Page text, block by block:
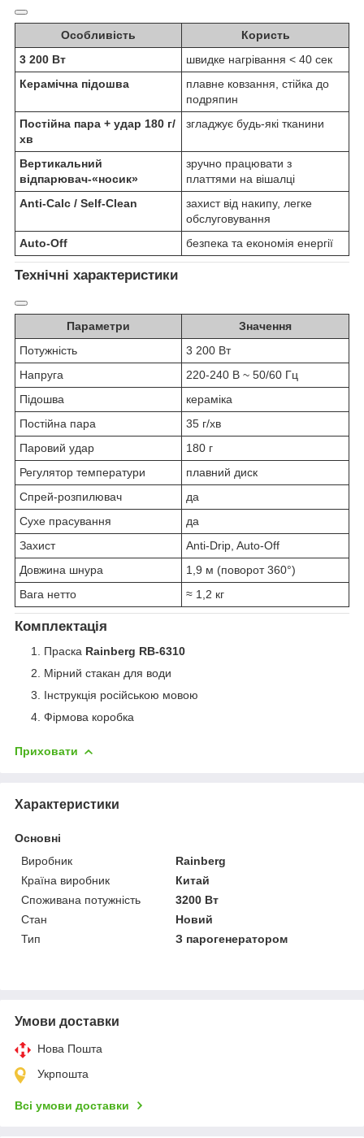
Особливість
Користь
3 200 Вт
швидке нагрівання < 40 сек
Керамічна підошва
плавне ковзання, стійка до
подряпин
Постійна пара + удар 180 г/
хв
згладжує будь-які тканини
Вертикальний
відпарювач-«носик»
зручно працювати з
платтями на вішалці
Anti-Calc / Self-Clean
захист від накипу, легке
обслуговування
Auto-Off
безпека та економія енергії
Технічні характеристики
Параметри
Значення
Потужність
3 200 Вт
Напруга
220-240 В ~ 50/60 Гц
Підошва
кераміка
Постійна пара
35 г/хв
Паровий удар
180 г
Регулятор температури
плавний диск
Спрей-розпилювач
да
Сухе прасування
да
Захист
Anti-Drip, Auto-Off
Довжина шнура
1,9 м (поворот 360°)
Вага нетто
≈ 1,2 кг
Комплектація
Праска Rainberg RB-6310
Мірний стакан для води
Інструкція російською мовою
Фірмова коробка
Приховати
Характеристики
Основні
Виробник
Rainberg
Країна виробник
Китай
Споживана потужність
3200 Вт
Стан
Новий
Тип
З парогенератором
Умови доставки
Нова Пошта
Укрпошта
Всі умови доставки